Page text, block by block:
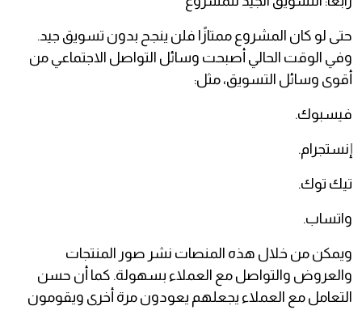
حتى لو كان المشروع ممتازًا فلن ينجح بدون تسويق جيد.
وفي الوقت الحالي أصبحت وسائل التواصل الاجتماعي من
أقوى وسائل التسويق، مثل:
فيسبوك.
إنستجرام.
تيك توك.
واتساب.
ويمكن من خلال هذه المنصات نشر صور المنتجات
والعروض والتواصل مع العملاء بسهولة. كما أن حسن
التعامل مع العملاء يجعلهم يعودون مرة أخرى ويقومون